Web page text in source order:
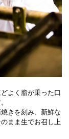
よく脂が乗った口
きを刻み、新鮮な
まま生でお召し上